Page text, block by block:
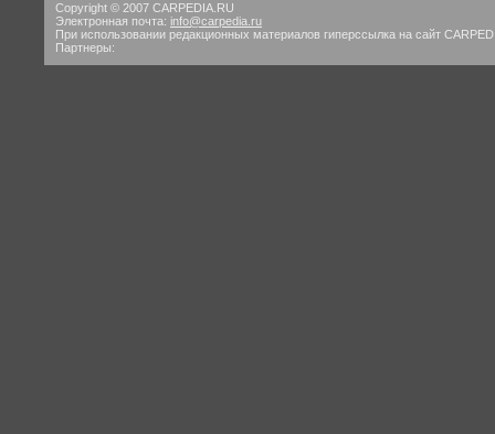
Copyright © 2007 CARPEDIA.RU
Электронная почта: info@carpedia.ru
При использовании редакционных материалов гиперссылка на сайт
Партнеры: